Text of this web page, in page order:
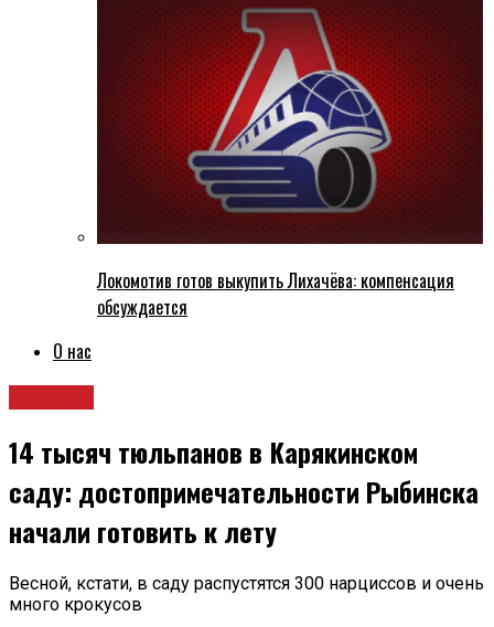
Локомотив готов выкупить Лихачёва: компенсация
обсуждается
О нас
14 тысяч тюльпанов в Карякинском
саду: достопримечательности Рыбинска
начали готовить к лету
Весной, кстати, в саду распустятся 300 нарциссов и очень
много крокусов